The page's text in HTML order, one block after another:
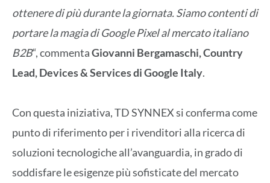
ottenere di più durante la giornata. Siamo contenti di
portare la magia di Google Pixel al mercato italiano
B2B“, commentaGiovanni Bergamaschi, Country
Lead, Devices & Services di Google Italy.
Con questa iniziativa, TD SYNNEX si conferma come
punto di riferimento per i rivenditori alla ricerca di
soluzioni tecnologiche all’avanguardia, in grado di
soddisfare le esigenze più sofisticate del mercato